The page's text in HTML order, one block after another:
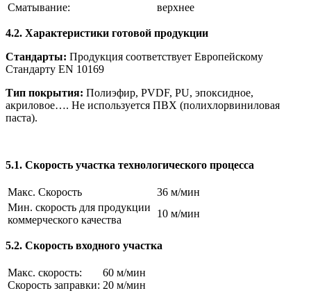
Сматывание:
верхнее
4.2. Характеристики готовой продукции
Стандарты: Продукция соответствует Европейскому
Стандарту EN 10169
Тип покрытия: Полиэфир, PVDF, PU, эпоксидное,
акриловое…. Не используется ПВХ (полихлорвиниловая
паста).
5.1. Скорость участка технологического процесса
Макс. Скорость
36 м/мин
Мин. скорость для продукции
коммерческого качества
10 м/мин
5.2. Скорость входного участка
Макс. скорость:
Скорость заправки:
60 м/мин
20 м/мин